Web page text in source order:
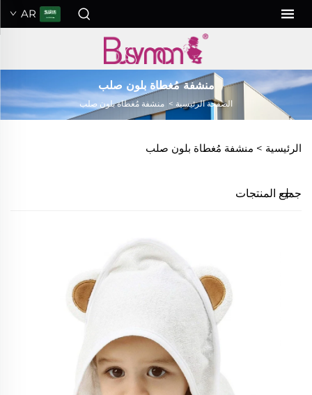
AR
منشفة مُغطاة بلون صلب
الصفحة الرئيسية > منشفة مُغطاة بلون صلب
الرئيسية > منشفة مُغطاة بلون صلب
جميع المنتجات